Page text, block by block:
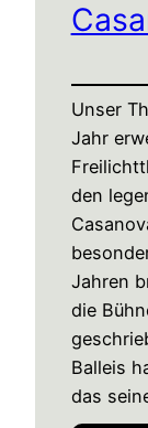
Unser
Jahr
den
Jahren
die
Balleis
das